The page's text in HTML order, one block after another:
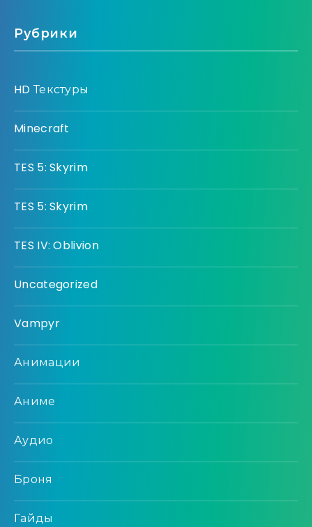
Рубрики
HD Текстуры
Minecraft
TES 5: Skyrim
TES 5: Skyrim
TES IV: Oblivion
Uncategorized
Vampyr
Анимации
Аниме
Аудио
Броня
Гайды